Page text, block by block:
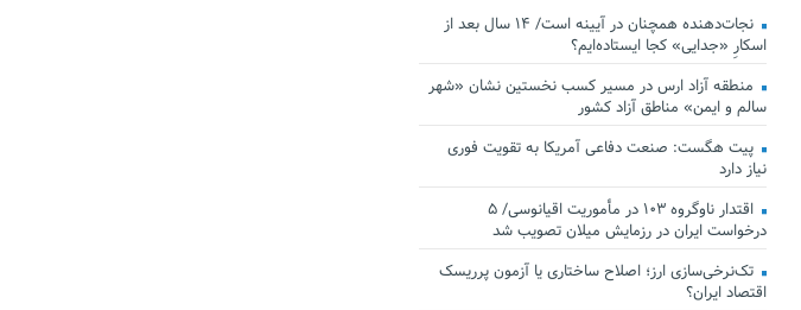
نجات‌دهنده‌ همچنان در آیینه است/ ۱۴ سال بعد از
اسکارِ «جدایی» کجا ایستاده‌ایم؟
منطقه آزاد ارس در مسیر کسب نخستین نشان «شهر
سالم و ایمن» مناطق آزاد کشور
پیت هگست: صنعت دفاعی آمریکا به تقویت فوری
نیاز دارد
اقتدار ناوگروه ۱۰۳ در مأموریت‌ اقیانوسی/ ۵
درخواست ایران در رزمایش میلان تصویب شد
تک‌نرخی‌سازی ارز؛ اصلاح ساختاری یا آزمون پرریسک
اقتصاد ایران؟